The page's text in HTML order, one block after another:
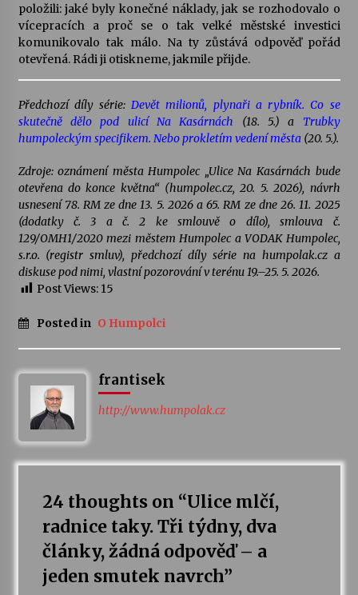
položili: jaké byly konečné náklady, jak se rozhodovalo o
vícepracích a proč se o tak velké městské investici
komunikovalo tak málo. Na ty zůstává odpověď pořád
otevřená. Rádi ji otiskneme, jakmile přijde.
Předchozí díly série:Devět milionů, plynaři a rybník. Co se
skutečně dělo pod ulicí Na Kasárnách (18. 5.) a Trubky
humpoleckým specifikem. Nebo prokletím vedení města(20. 5.).
Zdroje: oznámení města Humpolec „Ulice Na Kasárnách bude
otevřena do konce května“ (humpolec.cz, 20. 5. 2026), návrh
usnesení 78. RM ze dne 13. 5. 2026 a 65. RM ze dne 26. 11. 2025
(dodatky č. 3 a č. 2 ke smlouvě o dílo), smlouva č.
129/OMH1/2020 mezi městem Humpolec a VODAK Humpolec,
s.r.o. (registr smluv), předchozí díly série na humpolak.cz a
diskuse pod nimi, vlastní pozorování v terénu 19.–25. 5. 2026.
Post Views: 15
Posted in O Humpolci
frantisek
http://www.humpolak.cz
24 thoughts on “Ulice mlčí,
radnice taky. Tři týdny, dva
články, žádná odpověď – a
jeden smutek navrch”